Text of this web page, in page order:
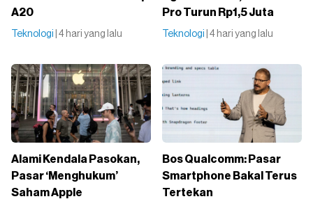
A20
Teknologi | 4 hari yang lalu
Pro Turun Rp1,5 Juta
Teknologi | 4 hari yang lalu
Alami Kendala Pasokan,
Pasar ‘Menghukum’
Saham Apple
Bos Qualcomm: Pasar
Smartphone Bakal Terus
Tertekan